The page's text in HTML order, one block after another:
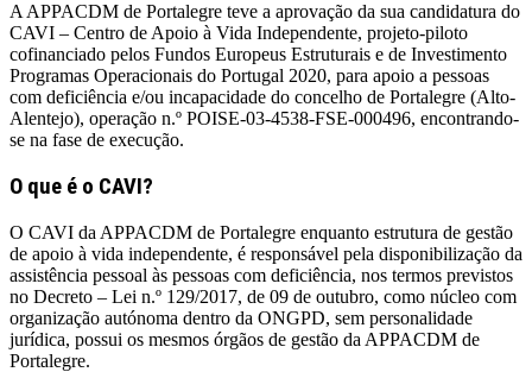
A APPACDM de Portalegre teve a aprovação da sua candidatura do
CAVI – Centro de Apoio à Vida Independente, projeto-piloto
cofinanciado pelos Fundos Europeus Estruturais e de Investimento
Programas Operacionais do Portugal 2020, para apoio a pessoas
com deficiência e/ou incapacidade do concelho de Portalegre (Alto-
Alentejo), operação n.º POISE-03-4538-FSE-000496, encontrando-
se na fase de execução.
O que é o CAVI?
O CAVI da APPACDM de Portalegre enquanto estrutura de gestão
de apoio à vida independente, é responsável pela disponibilização da
assistência pessoal às pessoas com deficiência, nos termos previstos
no Decreto – Lei n.º 129/2017, de 09 de outubro, como núcleo com
organização autónoma dentro da ONGPD, sem personalidade
jurídica, possui os mesmos órgãos de gestão da APPACDM de
Portalegre.